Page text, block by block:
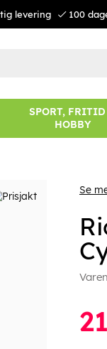
levering 100
SPORT,
HOBBY
Se